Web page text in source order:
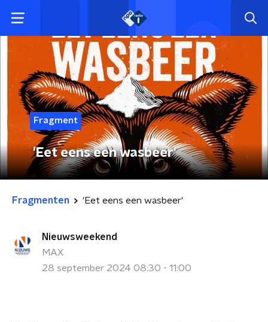
Fragment
'Eet eens een wasbeer'
Fragmenten 'Eet eens een wasbeer'
Nieuwsweekend
MAX
28 september 2024 08:30 - 11:00